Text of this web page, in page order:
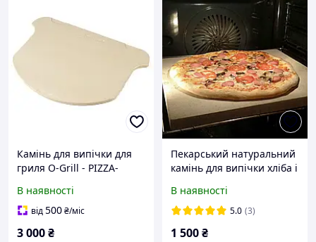
Камінь для випічки для
гриля O-Grill - PIZZA-
В наявності
від500₴/міс
3 000₴
Пекарський натуральний
камінь для випічки хліба і
яких розмірах під
замовлення)
В наявності
5.0 (3)
1 500₴